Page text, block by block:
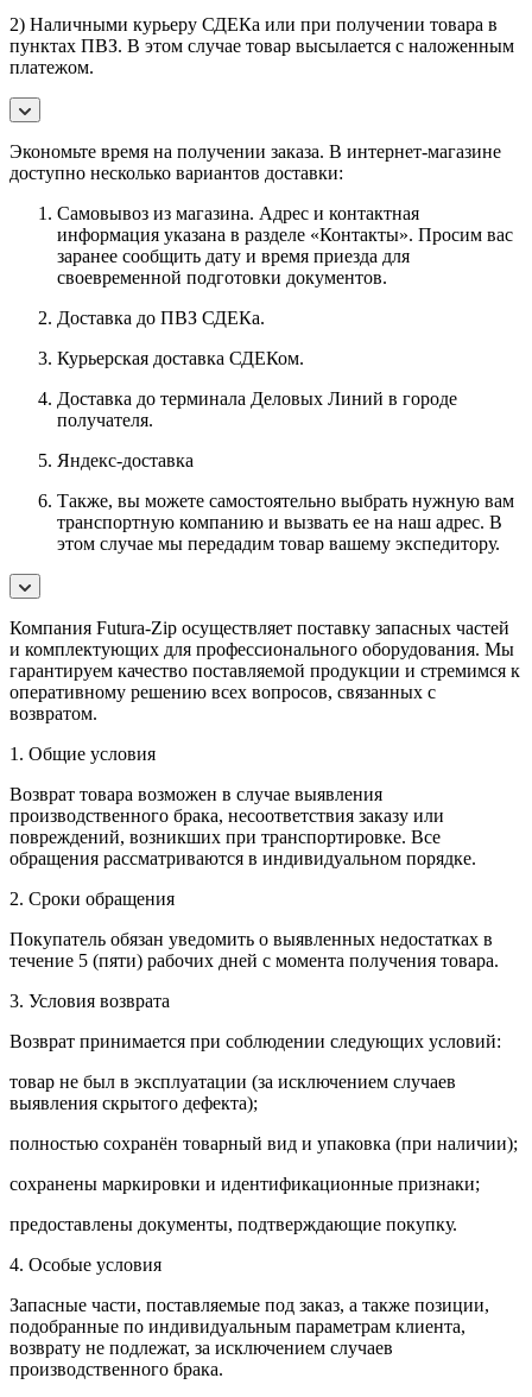
2) Наличными курьеру СДЕКа или при получении товара в
пунктах ПВЗ. В этом случае товар высылается с наложенным
платежом.
Экономьте время на получении заказа. В интернет-магазине
доступно несколько вариантов доставки:
Самовывоз из магазина. Адрес и контактная
информация указана в разделе «Контакты». Просим вас
заранее сообщить дату и время приезда для
своевременной подготовки документов.
Доставка до ПВЗ СДЕКа.
Курьерская доставка СДЕКом.
Доставка до терминала Деловых Линий в городе
получателя.
Яндекс-доставка
Также, вы можете самостоятельно выбрать нужную вам
транспортную компанию и вызвать ее на наш адрес. В
этом случае мы передадим товар вашему экспедитору.
Компания Futura-Zip осуществляет поставку запасных частей
и комплектующих для профессионального оборудования. Мы
гарантируем качество поставляемой продукции и стремимся к
оперативному решению всех вопросов, связанных с
возвратом.
1. Общие условия
Возврат товара возможен в случае выявления
производственного брака, несоответствия заказу или
повреждений, возникших при транспортировке. Все
обращения рассматриваются в индивидуальном порядке.
2. Сроки обращения
Покупатель обязан уведомить о выявленных недостатках в
течение 5 (пяти) рабочих дней с момента получения товара.
3. Условия возврата
Возврат принимается при соблюдении следующих условий:
товар не был в эксплуатации (за исключением случаев
выявления скрытого дефекта);
полностью сохранён товарный вид и упаковка (при наличии);
сохранены маркировки и идентификационные признаки;
предоставлены документы, подтверждающие покупку.
4. Особые условия
Запасные части, поставляемые под заказ, а также позиции,
подобранные по индивидуальным параметрам клиента,
возврату не подлежат, за исключением случаев
производственного брака.